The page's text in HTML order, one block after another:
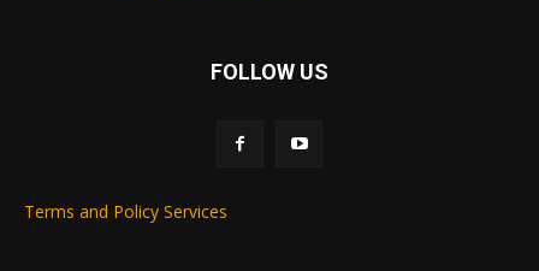
FOLLOW US
Terms and Policy Services